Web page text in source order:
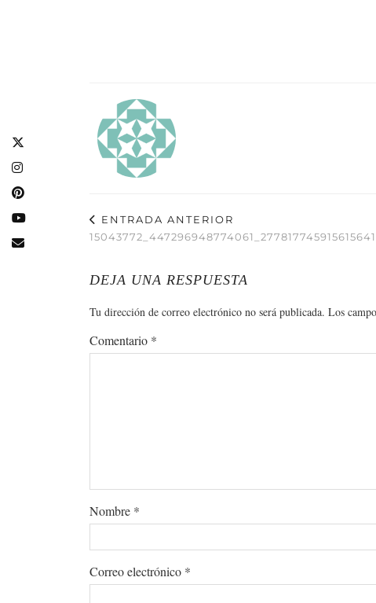
ENTRADA ANTERIOR
DEJA UNA RESPUESTA
Tu dirección de correo electrónico no será publicada. Los
Comentario *
Nombre *
Correo electrónico *